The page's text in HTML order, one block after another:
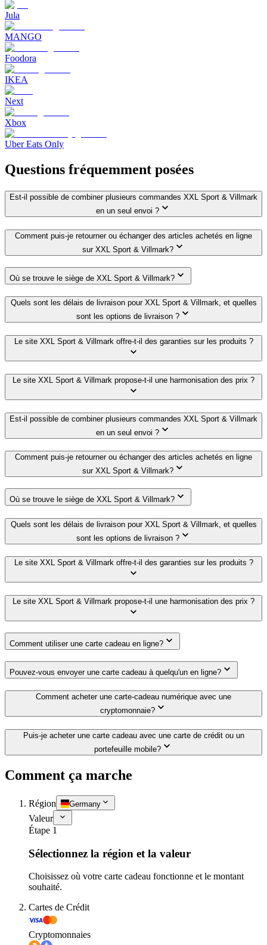
Jula
MANGO
Foodora
IKEA
Next
Xbox
Uber Eats Only
Questions fréquemment posées
Est-il possible de combiner plusieurs commandes XXL Sport & Villmark
en un seul envoi ?
Comment puis-je retourner ou échanger des articles achetés en ligne
sur XXL Sport & Villmark?
Où se trouve le siège de XXL Sport & Villmark?
Quels sont les délais de livraison pour XXL Sport & Villmark, et quelles
sont les options de livraison ?
Le site XXL Sport & Villmark offre-t-il des garanties sur les produits ?
Le site XXL Sport & Villmark propose-t-il une harmonisation des prix ?
Est-il possible de combiner plusieurs commandes XXL Sport & Villmark
en un seul envoi ?
Comment puis-je retourner ou échanger des articles achetés en ligne
sur XXL Sport & Villmark?
Où se trouve le siège de XXL Sport & Villmark?
Quels sont les délais de livraison pour XXL Sport & Villmark, et quelles
sont les options de livraison ?
Le site XXL Sport & Villmark offre-t-il des garanties sur les produits ?
Le site XXL Sport & Villmark propose-t-il une harmonisation des prix ?
Comment utiliser une carte cadeau en ligne?
Pouvez-vous envoyer une carte cadeau à quelqu'un en ligne?
Comment acheter une carte-cadeau numérique avec une
cryptomonnaie?
Puis-je acheter une carte cadeau avec une carte de crédit ou un
portefeuille mobile?
Comment ça marche
Région Germany
Valeur
Étape 1
Sélectionnez la région et la valeur
Choisissez où votre carte cadeau fonctionne et le montant
souhaité.
Cartes de Crédit
Cryptomonnaies